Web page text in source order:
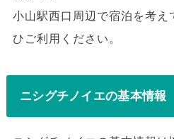
小山駅西口周辺で宿泊を考
ひご利用ください。
ニシグチノイエの基本情報